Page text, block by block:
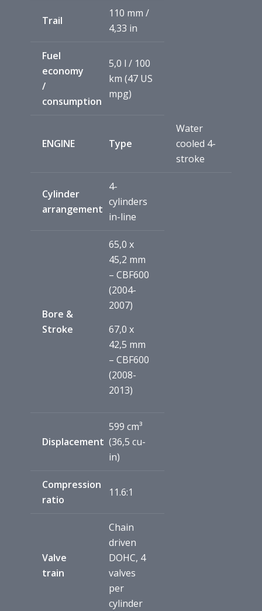
Trail
110 mm /
4,33 in
Fuel
economy
/
consumption
5,0 l / 100
km (47 US
mpg)
ENGINE Type
Water
cooled 4-
stroke
Cylinder
arrangement
4-
cylinders
in-line
Bore &
Stroke
65,0 x
45,2 mm
– CBF600
(2004-
2007)
67,0 x
42,5 mm
– CBF600
(2008-
2013)
Displacement
599 cm³
(36,5 cu-
in)
Compression
ratio
11.6:1
Valve
train
Chain
driven
DOHC, 4
valves
per
cylinder